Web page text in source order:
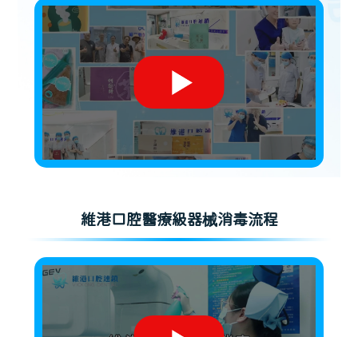
維港口腔醫療級器械消毒流程